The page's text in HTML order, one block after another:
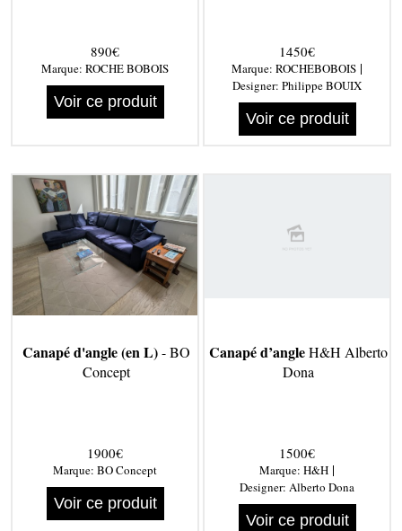
890€
Marque: ROCHE BOBOIS
Voir ce produit
1450€
Marque: ROCHEBOBOIS |
Designer: Philippe BOUIX
Voir ce produit
Canapé d'angle (en L)- BO
Concept
1900€
Marque: BO Concept
Voir ce produit
Canapé d’angleH&H Alberto
Dona
1500€
Marque: H&H |
Designer: Alberto Dona
Voir ce produit